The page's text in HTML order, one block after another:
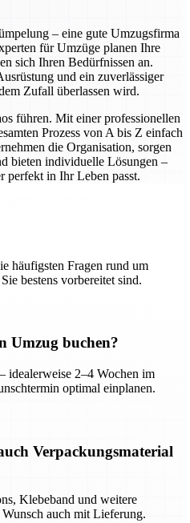
– eine gute Umzugsfirma
für Umzüge planen Ihre
sich Ihren Bedürfnissen an.
und ein zuverlässiger
Zufall überlassen wird.
führen. Mit einer professionellen
Prozess von A bis Z einfach
die Organisation, sorgen
bieten individuelle Lösungen –
perfekt in Ihr Leben passt.
häufigsten Fragen rund um
bestens vorbereitet sind.
Umzug buchen?
idealerweise 2–4 Wochen im
optimal einplanen.
Verpackungsmaterial
Klebeband und weitere
auch mit Lieferung.